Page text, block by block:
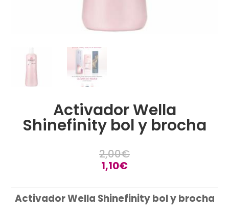
Activador Wella
Shinefinity bol y brocha
2,00€
1,10€
Activador Wella Shinefinity bol y brocha